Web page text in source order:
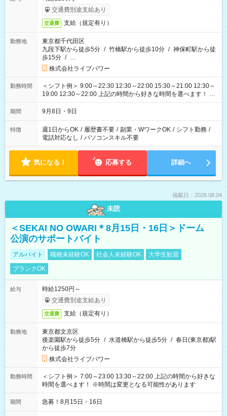
交通費別途支給あり
交通費 支給（規定有り）
勤務地
東京都千代田区
九段下駅から徒歩5分 / 竹橋駅から徒歩10分 / 神保町駅から徒
歩15分 / …
株式会社ライブパワー
勤務時間
＜シフト例＞ 9:00～22:30 12:30～22:00 15:30～21:00 12:30～
19:00 12:30～22:00 上記の時間から好きな時間を選べます！ ※
時間は変更となる可能性があります
期間 9月8日・9日
特徴 週1日からOK / 履歴書不要 / 副業・WワークOK / シフト勤務 /
電話対応なし / パソコンスキル不要
気になる！ 応募する 詳細へ
掲載日：2026.08.04
未読
＜SEKAI NO OWARI＊8月15日・16日＞ドーム
公演のサポートバイト
アルバイト 職種未経験OK 社会人未経験OK
大学生歓迎
ブランクOK
給与
時給1250円～
交通費別途支給あり
交通費 支給（規定有り）
勤務地
東京都文京区
後楽園駅から徒歩5分 / 水道橋駅から徒歩5分 / 春日(東京都)駅
から徒歩7分
株式会社ライブパワー
勤務時間
＜シフト例＞ 7:00～23:00 13:30～22:00 上記の時間から好きな
時間を選べます！ ※時間は変更となる可能性があります
期間 急募！8月15日・16日